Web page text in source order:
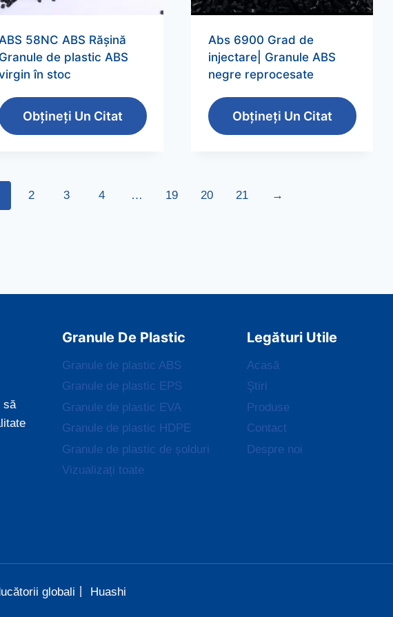
58NC ABS Rășină
de plastic ABS
în stoc
Obțineți Un Citat
Abs 6900 Grad de
injectare| Granule ABS
negre reprocesate
Obțineți Un Citat
2 3 4 … 19 20 21 →
să
Granule De Plastic
Granule de plastic ABS
Granule de plastic EPS
Granule de plastic EVA
Granule de plastic HDPE
Granule de plastic de șolduri
Vizualizați toate
Legături Utile
Acasă
Ştiri
Produse
Contact
Despre noi
globali丨 Huashi